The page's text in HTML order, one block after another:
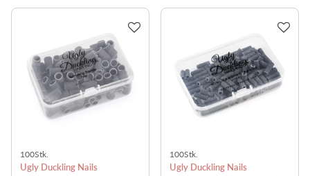
100Stk.
Ugly Duckling Nails
100Stk.
Ugly Duckling Nails